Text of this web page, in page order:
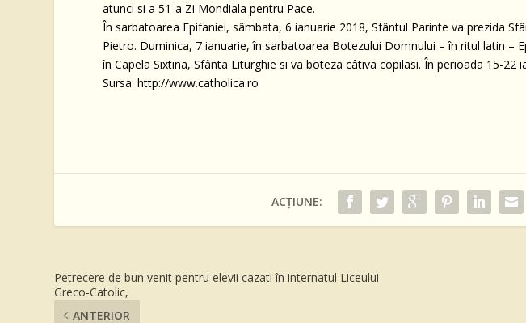
atunci si a 51-a Zi Mondiala pentru Pace.
În sarbatoarea Epifaniei, sâmbata, 6 ianuarie 2018, Sfântul Parinte va prezida
Pietro. Duminica, 7 ianuarie, în sarbatoarea Botezului Domnului – în ritul latin –
în Capela Sixtina, Sfânta Liturghie si va boteza câtiva copilasi. În perioada 15-22
Sursa: http://www.catholica.ro
ACȚIUNE:
Petrecere de bun venit pentru elevii cazati în internatul Liceului
Greco-Catolic,
ANTERIOR